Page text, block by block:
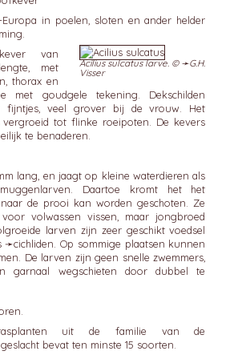
in poelen, sloten en ander helder
Acilius sulcatus larve. © ➛G.H.
Visser
van
met
thorax en
met goudgele tekening. Dekschilden
fijntjes, veel grover bij de vrouw. Het
vergroeid tot flinke roeipoten. De kevers
te benaderen.
lang, en jaagt op kleine waterdieren als
muggenlarven . Daartoe kromt het het
de prooi kan worden geschoten. Ze
volwassen vissen, maar jongbroed
larven zijn zeer geschikt voedsel
➛cichliden . Op sommige plaatsen kunnen
De larven zijn geen snelle zwemmers,
garnaal wegschieten door dubbel te
familie van de
geslacht bevat ten minste 15 soorten.